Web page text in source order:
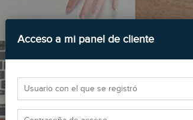
Acceso a mi panel de cliente